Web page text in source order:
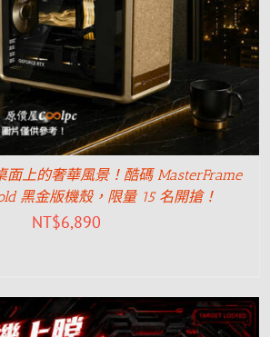
面上的奢華風景！酷碼 MasterFrame
黑金版機殼，限量 15 名開搶！
NT$6,890